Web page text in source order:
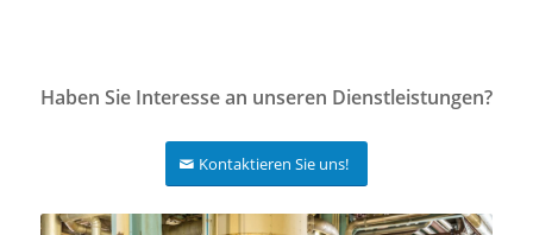
Haben Sie Interesse an unseren Dienstleistungen?
Kontaktieren Sie uns!